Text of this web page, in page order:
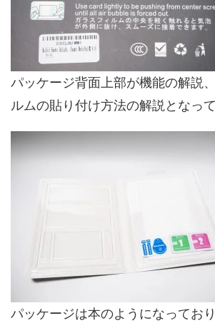
パッケージ背面上部が機能の解説
ルムの貼り付け方法の解説となって
パッケージは本のようになってお